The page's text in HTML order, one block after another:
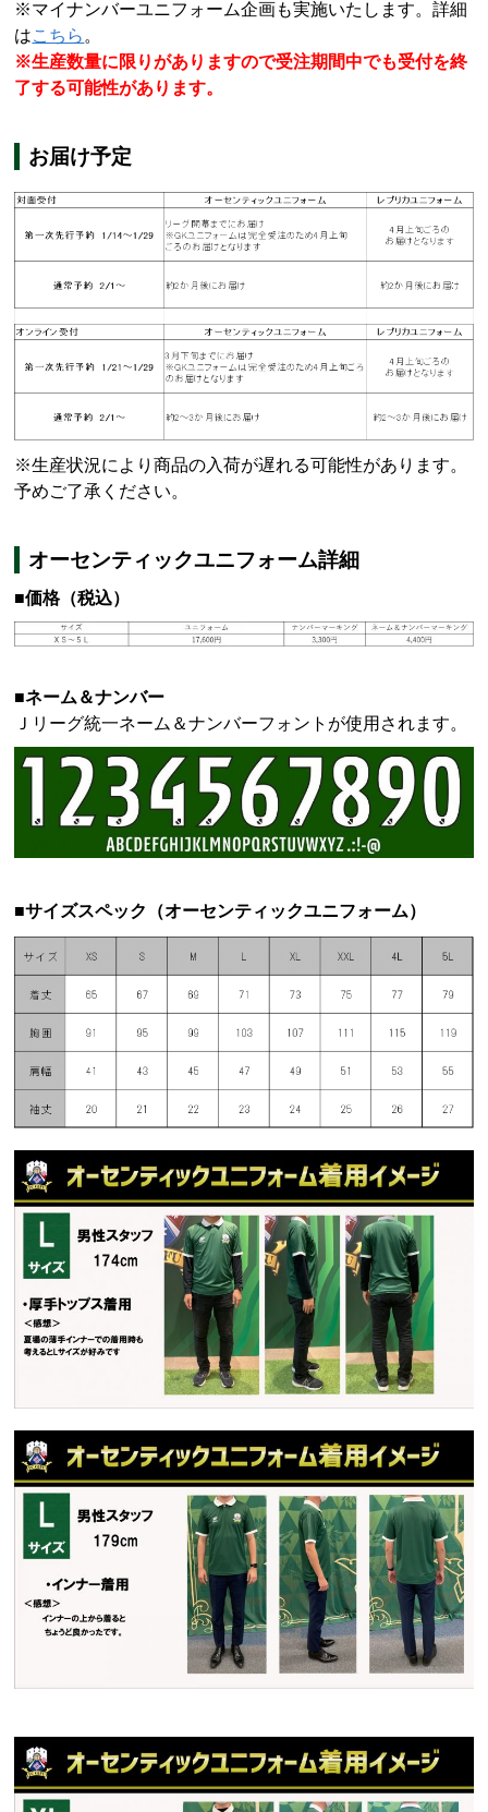
※マイナンバーユニフォーム企画も実施いたします。詳細
はこちら 。
※生産数量に限りがありますので受注期間中でも受付を終
了する可能性があります。
お届け予定
※生産状況により商品の入荷が遅れる可能性があります。
予めご了承ください。
オーセンティックユニフォーム詳細
■価格（税込）
■ネーム＆ナンバー
Ｊリーグ統一ネーム＆ナンバーフォントが使用されます。
■サイズスペック（オーセンティックユニフォーム）